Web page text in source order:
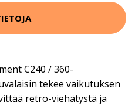
C240 / 360-
tekee vaikutuksen
retro-viehätystä ja